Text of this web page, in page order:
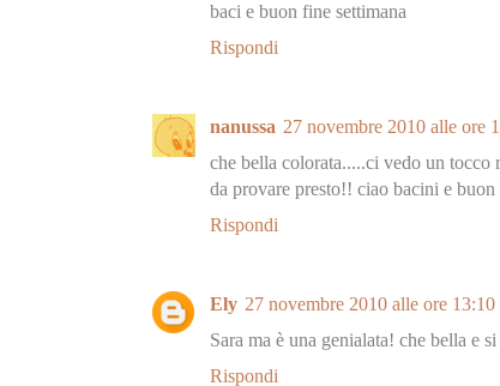
baci e buon fine settimana
Rispondi
nanussa 27 novembre 2010 alle ore
che bella colorata.....ci vedo un
da provare presto!! ciao bacini e
Rispondi
Ely 27 novembre 2010 alle ore 13:10
Sara ma è una genialata! che bella e
Rispondi